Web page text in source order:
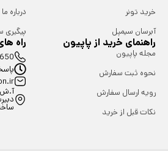
خرید تونر
آبرسان سیمپل
درباره ما
راهنمای خرید از پاپیون
مجله پاپیون
نحوه ثبت سفارش
رویه ارسال سفارش
نکات قبل از خرید
راه
آ.ش